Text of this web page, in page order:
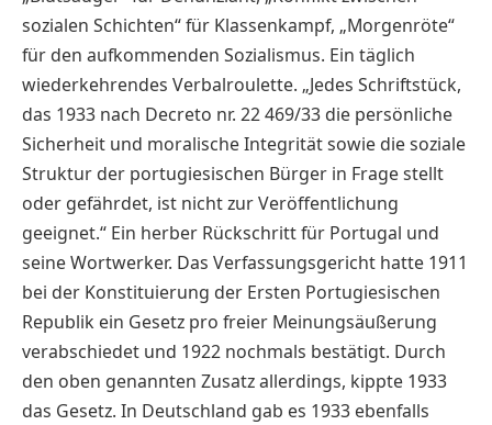
sozialen Schichten“ für Klassenkampf, „Morgenröte“
für den aufkommenden Sozialismus. Ein täglich
wiederkehrendes Verbalroulette. „Jedes Schriftstück,
das 1933 nach Decreto nr. 22 469/33 die persönliche
Sicherheit und moralische Integrität sowie die soziale
Struktur der portugiesischen Bürger in Frage stellt
oder gefährdet, ist nicht zur Veröffentlichung
geeignet.“ Ein herber Rückschritt für Portugal und
seine Wortwerker. Das Verfassungsgericht hatte 1911
bei der Konstituierung der Ersten Portugiesischen
Republik ein Gesetz pro freier Meinungsäußerung
verabschiedet und 1922 nochmals bestätigt. Durch
den oben genannten Zusatz allerdings, kippte 1933
das Gesetz. In Deutschland gab es 1933 ebenfalls